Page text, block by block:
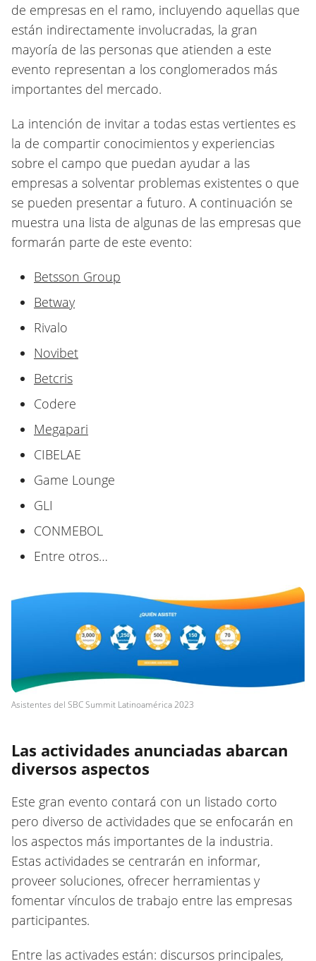
de empresas en el ramo, incluyendo aquellas que
están indirectamente involucradas, la gran
mayoría de las personas que atienden a este
evento representan a los conglomerados más
importantes del mercado.
La intención de invitar a todas estas vertientes es
la de compartir conocimientos y experiencias
sobre el campo que puedan ayudar a las
empresas a solventar problemas existentes o que
se pueden presentar a futuro. A continuación se
muestra una lista de algunas de las empresas que
formarán parte de este evento:
Betsson Group
Betway
Rivalo
Novibet
Betcris
Codere
Megapari
CIBELAE
Game Lounge
GLI
CONMEBOL
Entre otros…
Asistentes del SBC Summit Latinoamérica 2023
Las actividades anunciadas abarcan
diversos aspectos
Este gran evento contará con un listado corto
pero diverso de actividades que se enfocarán en
los aspectos más importantes de la industria.
Estas actividades se centrarán en informar,
proveer soluciones, ofrecer herramientas y
fomentar vínculos de trabajo entre las empresas
participantes.
Entre las activades están: discursos principales,